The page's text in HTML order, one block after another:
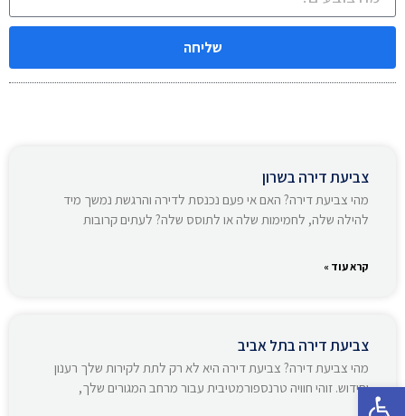
שליחה
צביעת דירה בשרון
מהי צביעת דירה? האם אי פעם נכנסת לדירה והרגשת נמשך מיד
להילה שלה, לחמימות שלה או לתוסס שלה? לעתים קרובות
קרא עוד »
צביעת דירה בתל אביב
מהי צביעת דירה? צביעת דירה היא לא רק לתת לקירות שלך רענון
וחידוש. זוהי חוויה טרנספורמטיבית עבור מרחב המגורים שלך,
פתח סרגל נגישות